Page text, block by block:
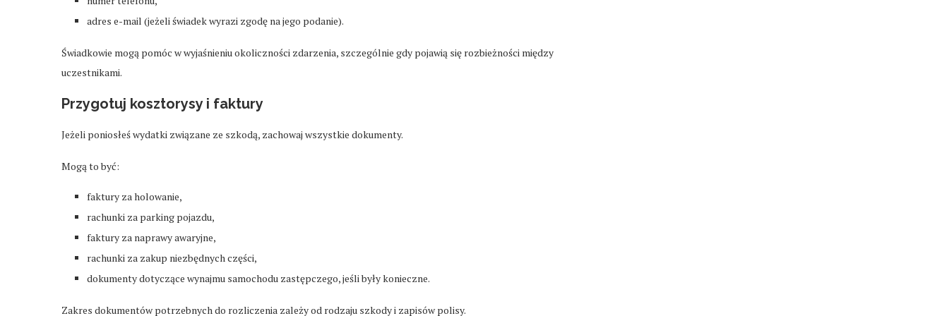
adres e-mail (jeżeli świadek wyrazi zgodę na jego podanie).
Świadkowie mogą pomóc w wyjaśnieniu okoliczności zdarzenia, szczególnie gdy pojawią się rozbieżności między
uczestnikami.
Przygotuj kosztorysy i faktury
Jeżeli poniosłeś wydatki związane ze szkodą, zachowaj wszystkie dokumenty.
Mogą to być:
faktury za holowanie,
rachunki za parking pojazdu,
faktury za naprawy awaryjne,
rachunki za zakup niezbędnych części,
dokumenty dotyczące wynajmu samochodu zastępczego, jeśli były konieczne.
Zakres dokumentów potrzebnych do rozliczenia zależy od rodzaju szkody i zapisów polisy.